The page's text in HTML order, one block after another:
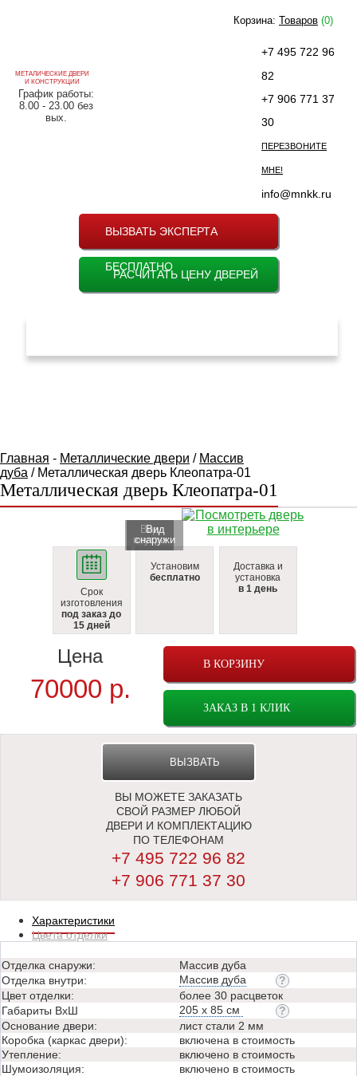
МЕТАЛИЧЕСКИЕ ДВЕРИ
И КОНСТРУКЦИИ
График работы:
8.00 - 23.00 без
вых.
+7 495 722 96
82
+7 906 771 37
30
ПЕРЕЗВОНИТЕ
МНЕ!
info@mnkk.ru
ВЫЗВАТЬ ЭКСПЕРТА
БЕСПЛАТНО
РАСЧИТАТЬ ЦЕНУ ДВЕРЕЙ
Корзина: Товаров (0)
Главная - Металлические двери / Массив
дуба / Металлическая дверь Клеопатра-01
Металлическая дверь Клеопатра-01
Вид
внутри
Вид
cнаружи
Срок
изготовления
под заказ до
15 дней
Установим
бесплатно
Доставка и
установка
в 1 день
В КОРЗИНУ
ЗАКАЗ В 1 КЛИК
Цена
70000 р.
ВЫЗВАТЬ
ЗАМЕРЩИКА
ВЫ МОЖЕТЕ ЗАКАЗАТЬ
СВОЙ РАЗМЕР ЛЮБОЙ
ДВЕРИ И КОМПЛЕКТАЦИЮ
ПО ТЕЛЕФОНАМ
+7 495 722 96 82
+7 906 771 37 30
Характеристики
Цвета отделки
Отделка снаружи:
Массив дуба
Отделка внутри:
Массив дуба
Цвет отделки:
более 30 расцветок
Габариты ВхШ
205 х 85 см
Основание двери:
лист стали 2 мм
Коробка (каркас двери):
включена в стоимость
Утепление:
включено в стоимость
Шумоизоляция:
включено в стоимость